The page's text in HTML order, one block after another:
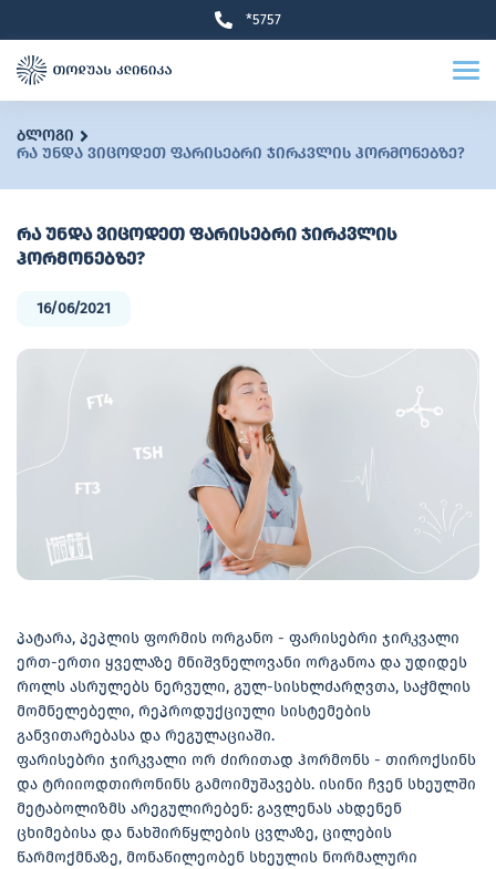
*5757
ბლოგი
რა უნდა ვიცოდეთ ფარისებრი ჯირკვლის ჰორმონებზე?
რა უნდა ვიცოდეთ ფარისებრი ჯირკვლის
ჰორმონებზე?
16/06/2021
პატარა, პეპლის ფორმის ორგანო - ფარისებრი ჯირკვალი
ერთ-ერთი ყველაზე მნიშვნელოვანი ორგანოა და უდიდეს
როლს ასრულებს ნერვული, გულ-სისხლძარღვთა, საჭმლის
მომნელებელი, რეპროდუქციული სისტემების
განვითარებასა და რეგულაციაში.
ფარისებრი ჯირკვალი ორ ძირითად ჰორმონს - თიროქსინს
და ტრიიოდთირონინს გამოიმუშავებს. ისინი ჩვენ სხეულში
მეტაბოლიზმს არეგულირებენ: გავლენას ახდენენ
ცხიმებისა და ნახშირწყლების ცვლაზე, ცილების
წარმოქმნაზე, მონაწილეობენ სხეულის ნორმალური